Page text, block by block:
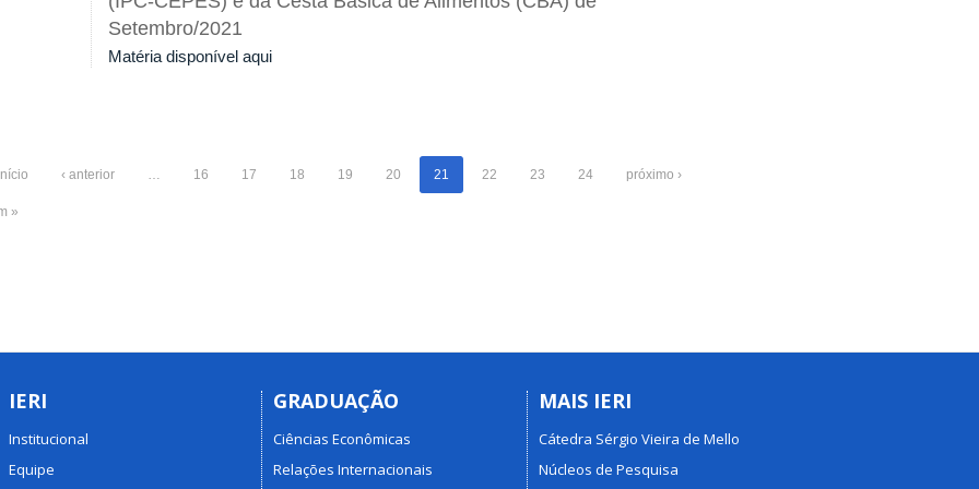
Setembro/2021
Matéria disponível aqui
‹ anterior … 16 17 18 19 20 21 22 23 24 próximo ›
»
IERI
Institucional
Equipe
GRADUAÇÃO
Ciências Econômicas
Relações Internacionais
MAIS IERI
Cátedra Sérgio Vieira de Mello
Núcleos de Pesquisa